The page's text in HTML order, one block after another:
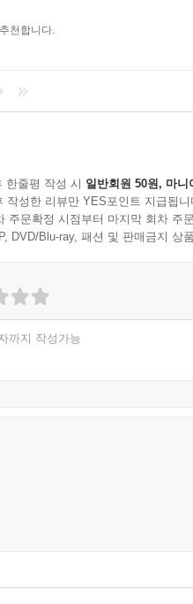
천합니다.
한줄평 작성 시 일반회원 50원, 마니
작성한 리뷰만 YES포인트 지급됩니
주문확정 시점부터 마지막 회차 주
DVD/Blu-ray, 패션 및 판매금지 상
까지 작성가능